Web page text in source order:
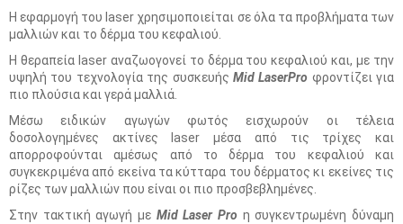
Η εφαρμογή του laser χρησιμοποιείται σε όλα τα προβλήματα των
μαλλιών και το δέρμα του κεφαλιού.
Η θεραπεία laser αναζωογονεί το δέρμα του κεφαλιού και, με την
υψηλή του τεχνολογία της συσκευής Mid LaserPro φροντίζει για
πιο πλούσια και γερά μαλλιά.
Μέσω ειδικών αγωγών φωτός εισχωρούν οι τέλεια
δοσολογημένες ακτίνες laser μέσα από τις τρίχες και
απορροφούνται αμέσως από το δέρμα του κεφαλιού και
συγκεκριμένα από εκείνα τα κύτταρα του δέρματος κι εκείνες τις
ρίζες των μαλλιών που είναι οι πιο προσβεβλημένες.
Στην τακτική αγωγή με Mid Laser Pro η συγκεντρωμένη δύναμη